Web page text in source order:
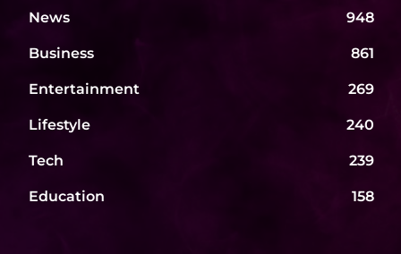
News 948
Business 861
Entertainment 269
Lifestyle 240
Tech 239
Education 158